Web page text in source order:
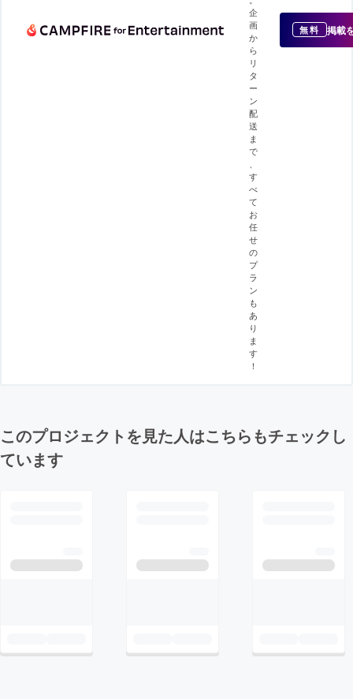
企
画
か
ら
リ
タ
ー
ン
配
送
ま
で
す
べ
て
お
任
せ
の
プ
ラ
ン
も
あ
り
ま
す
！
無料 掲載
このプロジェクトを見た人はこちらもチェックし
ています